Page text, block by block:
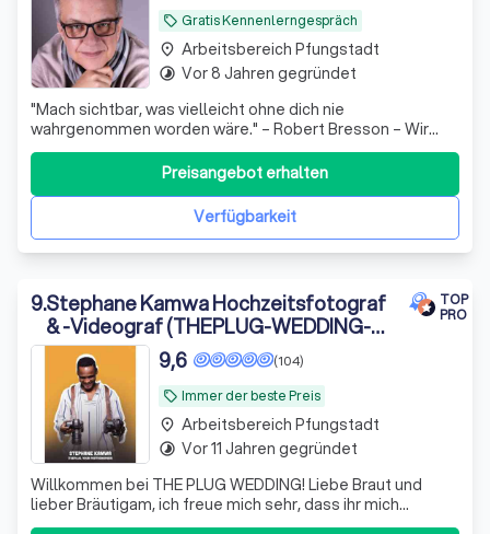
local_offer Gratis Kennenlerngespräch
"Mach sichtbar, was vielleicht ohne dich nie
wahrgenommen worden wäre." – Robert Bresson – Wir
sind Sonja und Stefan – ein Hochzeitsfotografenpaar von
der Hessischen Bergstraße, spezialisiert auf exklusive
Hochzeiten und zeitlose Bildwelten mit künstlerischem
Anspruch. Für uns ist eine Hochzeit ke
Verfügbarkeit
Preisangebot erhalten
place Arbeitsbereich Pfungstadt
timelapse Vor 8 Jahren gegründet
9.Stephane Kamwa Hochzeitsfotograf
& -Videograf (THEPLUG-WEDDING-
EVENTS-PORTRAIT)
TOP
PRO
local_offer Immer der beste Preis
(104)
9,6
Willkommen bei THE PLUG WEDDING! Liebe Braut und
lieber Bräutigam, ich freue mich sehr, dass ihr mich
gefunden habt und eure Wahl als Bild- und
place Arbeitsbereich Pfungstadt
timelapse Vor 11 Jahren gegründet